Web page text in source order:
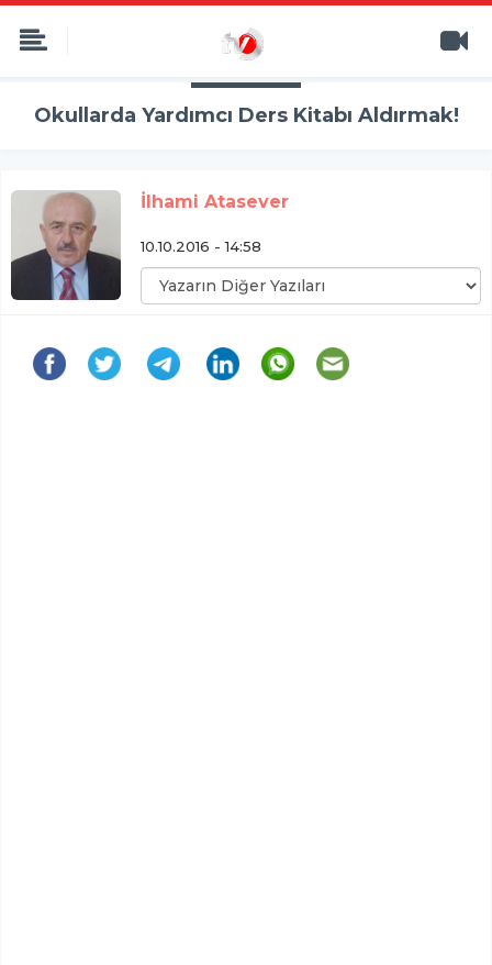
Okullarda Yardımcı Ders Kitabı Aldırmak!
İlhami Atasever
10.10.2016 - 14:58